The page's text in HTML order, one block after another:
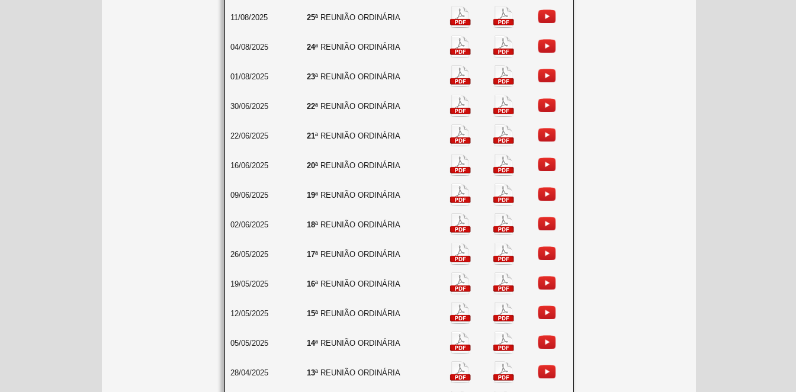
11/08/2025 25ª REUNIÃO ORDINÁRIA
04/08/2025 24ª REUNIÃO ORDINÁRIA
01/08/2025 23ª REUNIÃO ORDINÁRIA
30/06/2025 22ª REUNIÃO ORDINÁRIA
22/06/2025 21ª REUNIÃO ORDINÁRIA
16/06/2025 20ª REUNIÃO ORDINÁRIA
09/06/2025 19ª REUNIÃO ORDINÁRIA
02/06/2025 18ª REUNIÃO ORDINÁRIA
26/05/2025 17ª REUNIÃO ORDINÁRIA
19/05/2025 16ª REUNIÃO ORDINÁRIA
12/05/2025 15ª REUNIÃO ORDINÁRIA
05/05/2025 14ª REUNIÃO ORDINÁRIA
28/04/2025 13ª REUNIÃO ORDINÁRIA